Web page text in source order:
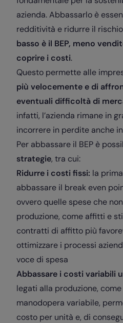
azienda. Abbassarlo è
redditività e ridurre il
basso è il BEP, meno
coprire i costi.
Questo permette alle
più velocemente e di
eventuali difficoltà di
infatti, l’azienda rimane in
incorrere in perdite anche
Per abbassare il BEP è
strategie, tra cui:
Ridurre i costi fissi: la
abbassare il break even
ovvero quelle spese che
produzione, come affitti e
contratti di affitto più
ottimizzare i processi
voce di spesa
Abbassare i costi variabili
legati alla produzione,
manodopera variabile,
costo per unità e, di